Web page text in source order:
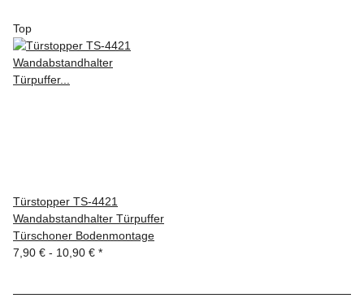
Top
Türstopper TS-4421
Wandabstandhalter Türpuffer
Türschoner Bodenmontage
7,90 € - 10,90 € *